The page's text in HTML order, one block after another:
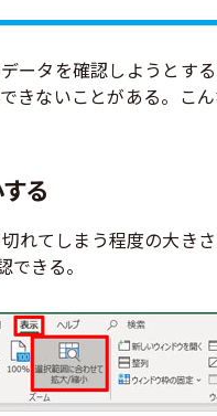
ータを確認しようとす
きないことがある。こ
る
れてしまう程度の大き
きる。